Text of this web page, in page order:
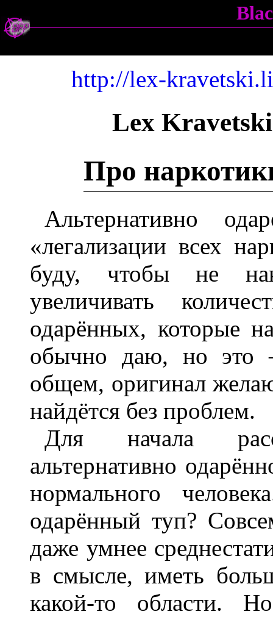
http://lex-
Lex Kravetski
Про
Альтернативно
«легализации всех
буду, чтобы не
увеличивать
одарённых, которые
обычно даю, но это
общем, оригинал
найдётся без проблем.
Для начала
альтернативно
нормального
одарённый туп?
даже умнее
в смысле, иметь
какой-то области.